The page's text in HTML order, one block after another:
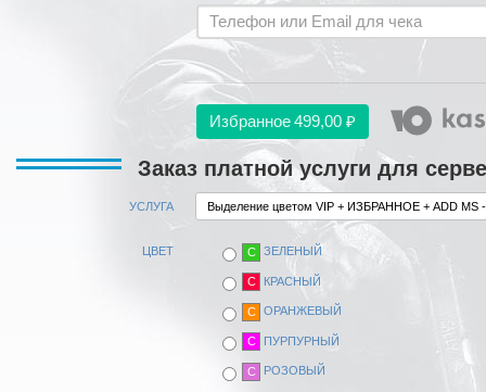
Избранное499,00 ₽
Заказ платной услуги для
УСЛУГА
ЦВЕТ C ЗЕЛЕНЫЙ
C КРАСНЫЙ
C ОРАНЖЕВЫЙ
C ПУРПУРНЫЙ
C РОЗОВЫЙ